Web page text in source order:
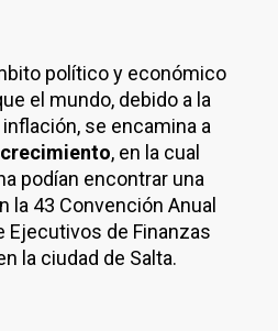
político y económico
el mundo, debido a la
se encamina a
, en la cual
podían encontrar una
la 43 Convención Anual
Ejecutivos de Finanzas
la ciudad de Salta.